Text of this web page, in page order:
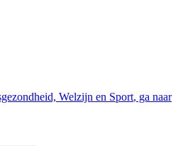
Welzijn en Sport, ga naar